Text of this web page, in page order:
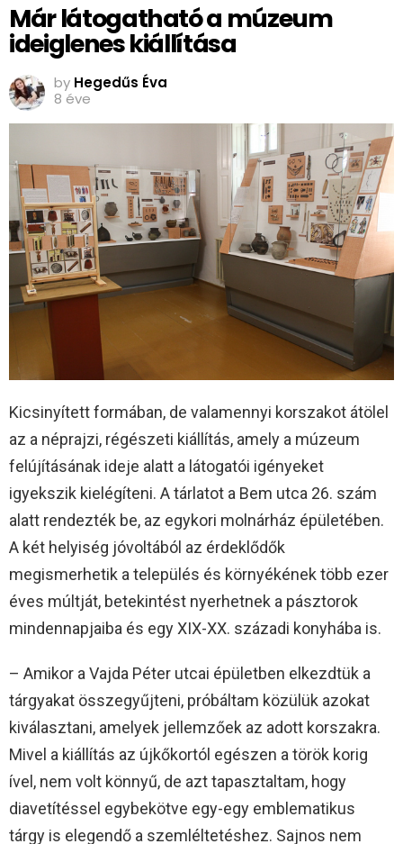
Már látogatható a múzeum
ideiglenes kiállítása
by Hegedűs Éva
8 éve
Kicsinyített formában, de valamennyi korszakot átölel
az a néprajzi, régészeti kiállítás, amely a múzeum
felújításának ideje alatt a látogatói igényeket
igyekszik kielégíteni. A tárlatot a Bem utca 26. szám
alatt rendezték be, az egykori molnárház épületében.
A két helyiség jóvoltából az érdeklődők
megismerhetik a település és környékének több ezer
éves múltját, betekintést nyerhetnek a pásztorok
mindennapjaiba és egy XIX-XX. századi konyhába is.
– Amikor a Vajda Péter utcai épületben elkezdtük a
tárgyakat összegyűjteni, próbáltam közülük azokat
kiválasztani, amelyek jellemzőek az adott korszakra.
Mivel a kiállítás az újkőkortól egészen a török korig
ível, nem volt könnyű, de azt tapasztaltam, hogy
diavetítéssel egybekötve egy-egy emblematikus
tárgy is elegendő a szemléltetéshez. Sajnos nem